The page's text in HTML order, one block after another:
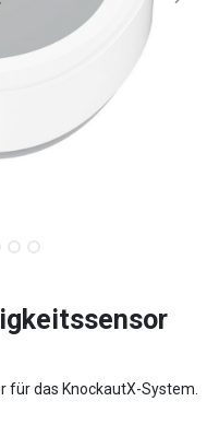
für das KnockautX-System.